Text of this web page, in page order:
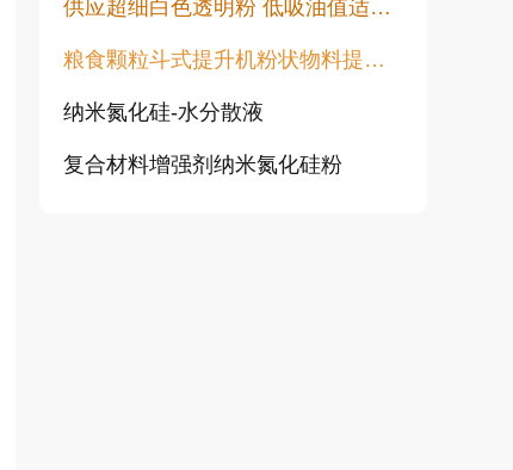
供应超细白色透明粉 低吸油值适用于塑料橡胶油漆透明粉末
粮食颗粒斗式提升机粉状物料提升机
纳米氮化硅-水分散液
复合材料增强剂纳米氮化硅粉